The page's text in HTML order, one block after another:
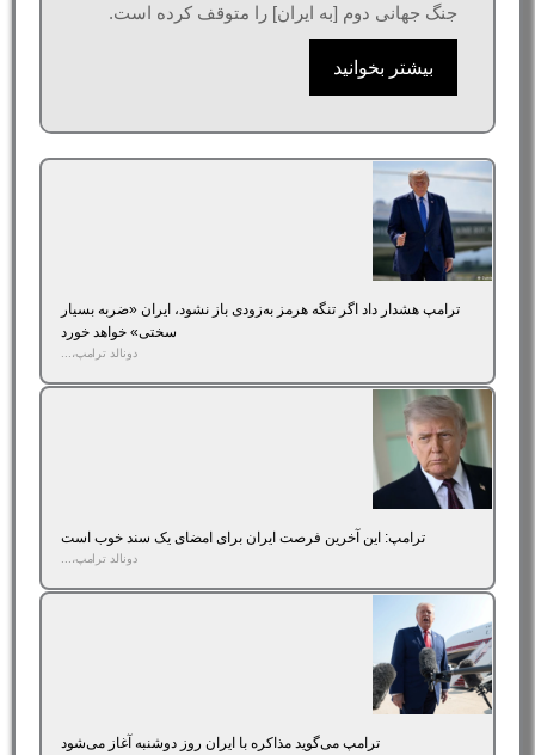
جنگ جهانی دوم [به ایران] را متوقف کرده است.
بیشتر بخوانید
ترامپ هشدار داد اگر تنگه هرمز به‌زودی باز نشود، ایران «ضربه بسیار
سختی» خواهد خورد
دونالد ترامپ،...
ترامپ: این آخرین فرصت ایران برای امضای یک سند خوب است
دونالد ترامپ،...
ترامپ می‌گوید مذاکره با ایران روز دوشنبه آغاز می‌شود